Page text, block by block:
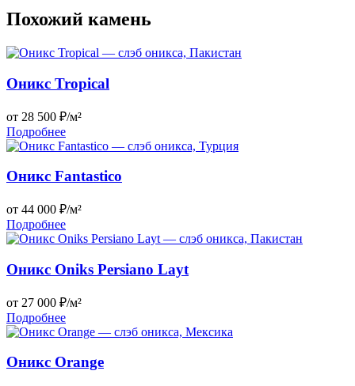
Похожий камень
Оникс Tropical
от 28 500 ₽/м²
Подробнее
Оникс Fantastico
от 44 000 ₽/м²
Подробнее
Оникс Oniks Persiano Layt
от 27 000 ₽/м²
Подробнее
Оникс Orange